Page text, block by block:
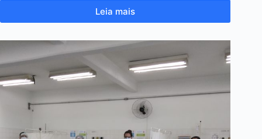
Leia mais